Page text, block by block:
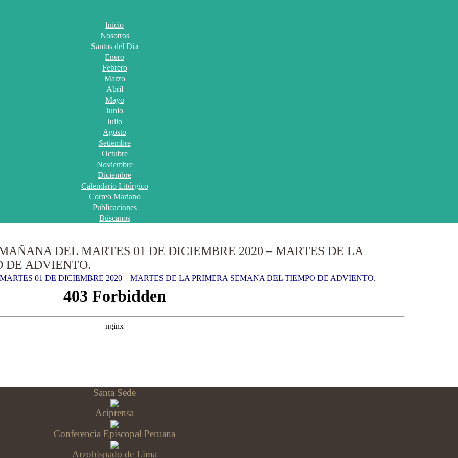
Inicio
Nosotros
Santos del Día
Enero
Febrero
Marzo
Abril
Mayo
Junio
Julio
Agosto
Setiembre
Octubre
Noviembre
Diciembre
Calendario Litúrgico
Correo Mariano
Publicaciones
Búscanos
DEL MARTES 01 DE DICIEMBRE 2020 – MARTES DE LA
DE ADVIENTO.
01 DE DICIEMBRE 2020 – MARTES DE LA PRIMERA SEMANA DEL TIEMPO DE ADVIENTO.
Santa Sede
Aciprensa
Conferencia Episcopal Peruana
Arzobispado de Lima